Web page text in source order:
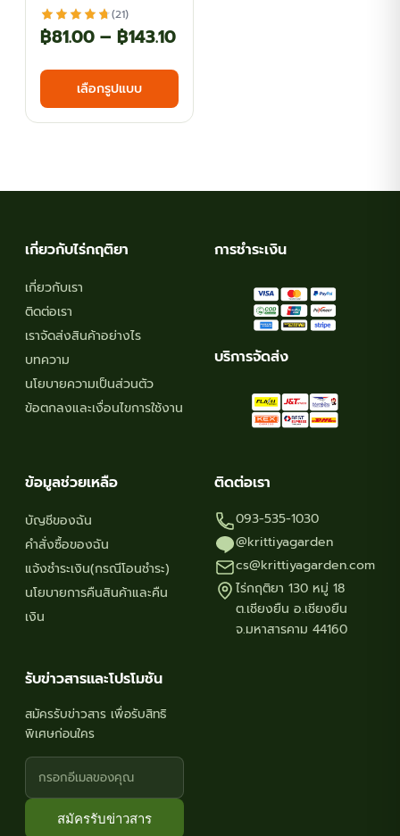
(21)
฿81.00 – ฿143.10Price
range:
through
เลือกรูปแบบ
This
has
The
product
เกี่ยวกับไร่กฤติยา
เกี่ยวกับเรา
ติดต่อเรา
เราจัดส่งสินค้าอย่างไร
บทความ
นโยบายความเป็นส่วนตัว
ข้อตกลงและเงื่อนไขการใช้งาน
การชำระเงิน
บริการจัดส่ง
ข้อมูลช่วยเหลือ
บัญชีของฉัน
คำสั่งซื้อของฉัน
แจ้งชำระเงิน(กรณีโอนชำระ)
นโยบายการคืนสินค้าและคืน
เงิน
ติดต่อเรา
093-535-1030
@krittiyagarden
cs@krittiyagarden.com
ไร่กฤติยา 130 หมู่ 18
ต.เชียงยืน อ.เชียงยืน
จ.มหาสารคาม 44160
รับข่าวสารและโปรโมชัน
สมัครรับข่าวสาร เพื่อรับสิทธิ
พิเศษก่อนใคร
สมัครรับข่าวสาร